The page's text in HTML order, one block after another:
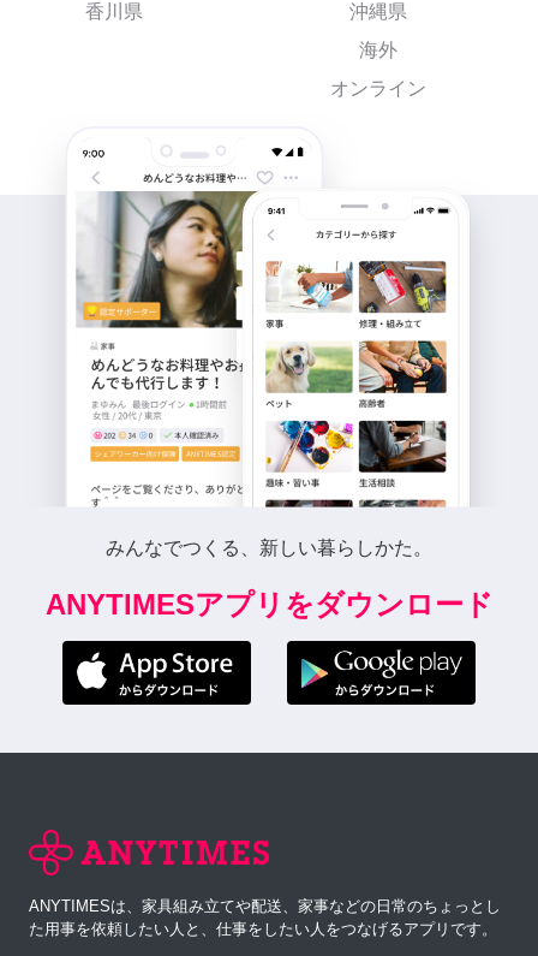
香川県
沖縄県
海外
オンライン
みんなでつくる、新しい暮らしかた。
ANYTIMESアプリをダウンロード
ANYTIMESは、家具組み立てや配送、家事などの日常のちょっとし
た用事を依頼したい人と、仕事をしたい人をつなげるアプリです。